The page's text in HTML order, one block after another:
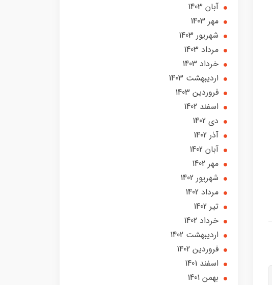
آبان 1403
مهر 1403
شهریور 1403
مرداد 1403
خرداد 1403
ارديبهشت 1403
فروردین 1403
اسفند 1402
دی 1402
آذر 1402
آبان 1402
مهر 1402
شهریور 1402
مرداد 1402
تير 1402
خرداد 1402
ارديبهشت 1402
فروردین 1402
اسفند 1401
بهمن 1401